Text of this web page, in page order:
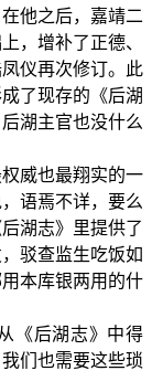
他之后，嘉靖二
，增补了正德、
仪再次修订。此
了现存的《后湖
湖主官也没什么
威也最翔实的一
语焉不详，要么
湖志》里提供了
驳查监生吃饭如
本库银两用的什
《后湖志》中得
们也需要这些琐